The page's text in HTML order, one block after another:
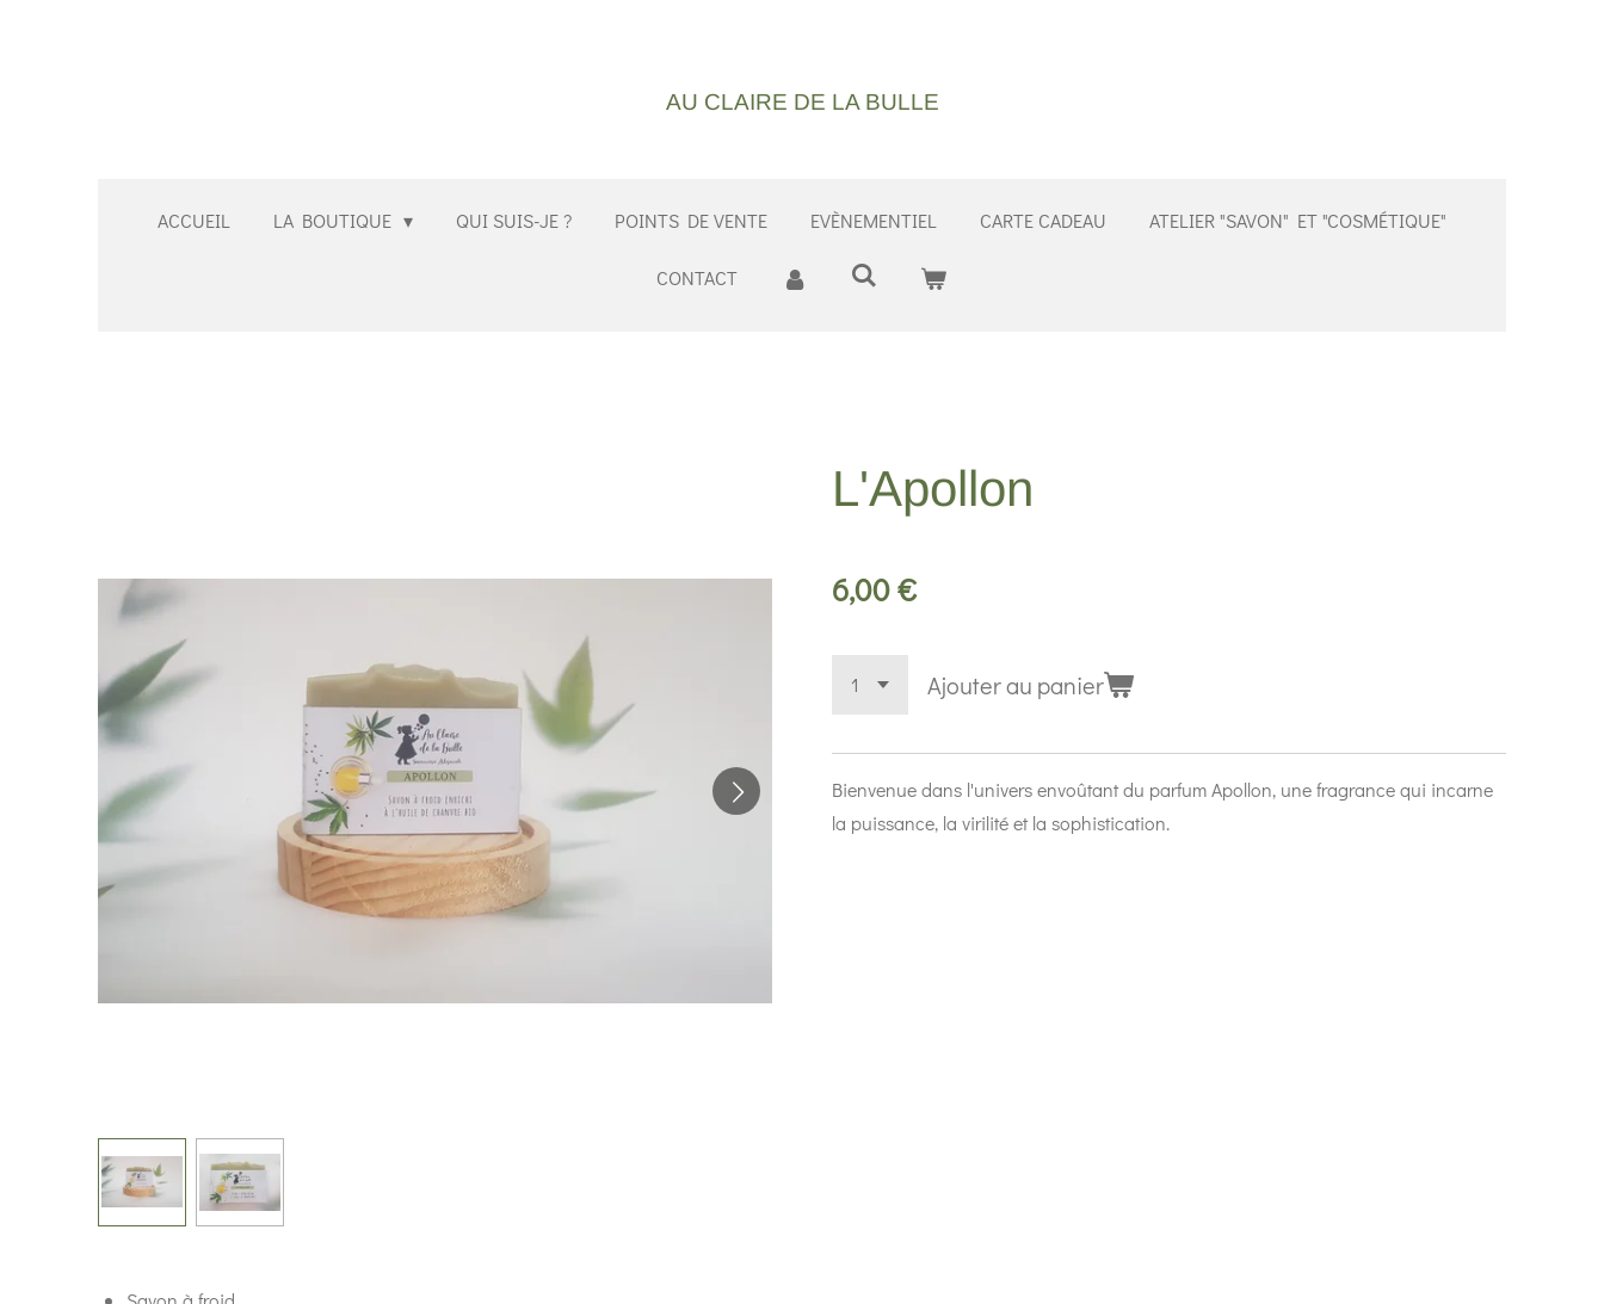
AU CLAIRE DE LA BULLE
ACCUEIL LA BOUTIQUE QUI SUIS-JE ? POINTS DE VENTE EVÈNEMENTIEL CARTE CADEAU ATELIER "SAVON" ET "COSMÉTIQUE"
CONTACT
L'Apollon
6,00 €
Ajouter au panier
Bienvenue dans l'univers envoûtant du parfum Apollon, une fragrance qui incarne
la puissance, la virilité et la sophistication.